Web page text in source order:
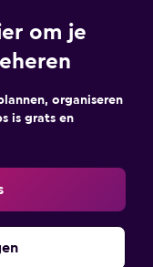
om je
organiseren
is grats en